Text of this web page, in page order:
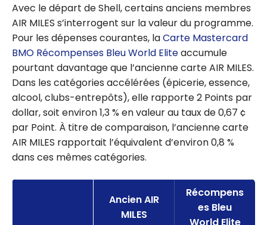
Avec le départ de Shell, certains anciens membres
AIR MILES s’interrogent sur la valeur du programme.
Pour les dépenses courantes, laCarte Mastercard
BMO Récompenses Bleu World Eliteaccumule
pourtant davantage que l’ancienne carte AIR MILES.
Dans les catégories accélérées (épicerie, essence,
alcool, clubs-entrepôts), elle rapporte 2 Points par
dollar, soit environ 1,3 % en valeur au taux de 0,67 ¢
par Point. À titre de comparaison, l’ancienne carte
AIR MILES rapportait l’équivalent d’environ 0,8 %
dans ces mêmes catégories.
Ancien AIR
MILES
Récompens
es Bleu
World Elite